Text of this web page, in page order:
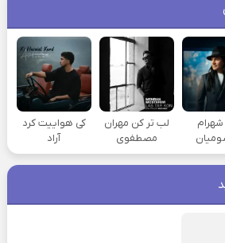
شهرام
لب تر کن مهران
مصطفوی
کی هواییت کرد
آراد